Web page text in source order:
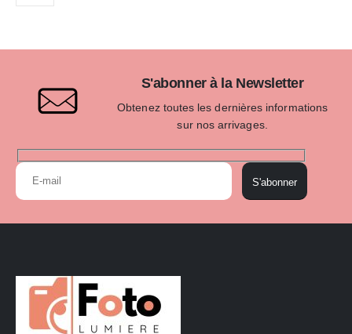
S'abonner à la Newsletter
Obtenez toutes les dernières informations
sur nos arrivages.
S'abonner